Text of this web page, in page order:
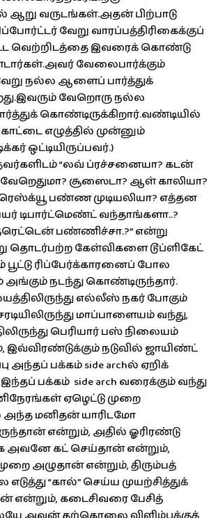
ஆறு வருடங்கள்.அதன் பிற்பாடு
வேறு வாரப்பத்திரிகைக்குப்
வெற்றிடத்தை இவரைக் கொண்டு
வேலைபார்க்கும்
வேறு நல்ல ஆளைப் பார்த்துக்
வேறொரு நல்ல
கொண்டிருக்கிறார்.வண்டியில்
எழுத்தில் முன்னும்
ஒட்டியிருப்பவர்.)
“லவ் ப்ரச்சனையா? கடன்
சூஸைடா? ஆள் காலியா?
ரெஸ்க்யூ பண்ண முடியலியா? எத்தன
டிபார்ட்மெண்ட் வந்தாங்களா..?
பண்ணிச்சா.?” என்று
கேள்விகளை டூப்ளிகேட்
பூட்டு ரிப்பேர்க்காரனைப் போல
அங்கும் நடந்து கொண்டிருந்தார்.
எல்லீஸ் நகர் போகும்
மாப்பாளையம் வந்து,
பெரியார் பஸ் நிலையம்
இவ்விரண்டுக்கும் நடுவில் ஜாயிண்ட்
பக்கம் side archல் ஏறிக்
இந்தப் பக்கம் side arch வரைக்கும் வந்து
ஏழெட்டு முறை
மனிதன் யாரிடமோ
என்றும், அதில் ஓரிரண்டு
அவனே கட் செய்தான் என்றும்,
அழுதான் என்றும், திரும்பத்
“கால்” செய்ய முயற்சித்துக்
என்றும், கடைசிவரை பேசித்